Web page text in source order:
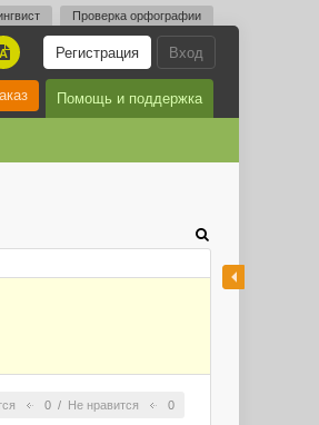
Проверка орфографии
Вход
Регистрация
A
Помощь и поддержка
0 / Не нравится 0